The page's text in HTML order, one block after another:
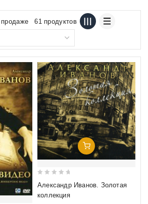
продаже 61 продуктов
В Корзину
Добавить В Корзину
Александр Иванов. Золотая
коллекция